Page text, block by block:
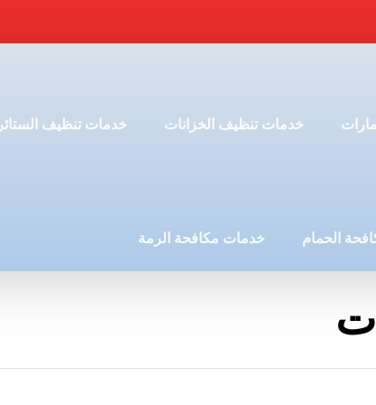
خدمات تنظيف الخزانات خدمات تنظيف الستائر
الحمام خدمات مكافحة الرمة